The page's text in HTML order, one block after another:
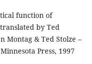
function of
by Ted
Montag & Ted Stolze –
Press, 1997